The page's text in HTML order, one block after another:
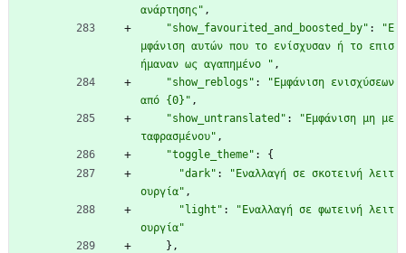
ανάρτησης" ,
"show_favourited_and_boosted_by" :
"Ε
μφάνιση αυτών που το ενίσχυσαν ή το επισ
ήμαναν ως αγαπημένο " ,
"show_reblogs" :
"Εμφάνιση ενισχύσεων
από {0}" ,
"show_untranslated" :
"Εμφάνιση μη με
ταφρασμένου" ,
"toggle_theme" :
{
"dark" :
"Εναλλαγή σε σκοτεινή λειτ
ουργία" ,
"light" :
"Εναλλαγή σε φωτεινή λειτ
ουργία"
} ,